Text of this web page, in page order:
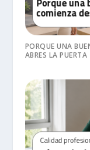
PORQUE UNA
ABRES LA PUERTA